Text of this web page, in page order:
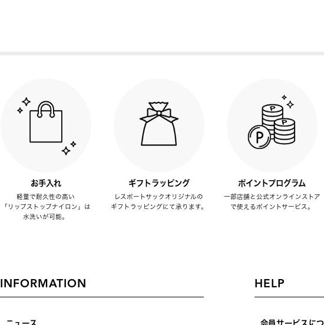
お手入れ
軽量で耐久性の高い
「リップストップナイロン」は
水洗いが可能。
ギフトラッピング
レスポートサックオリジナルの
ギフトラッピングにて承ります。
ポイントプログラム
一部店舗と公式オンラインストア
で使えるポイントサービス。
INFORMATION HELP